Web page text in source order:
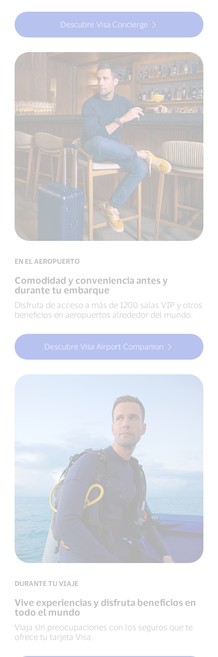
Descubre Visa Concierge
EN EL AEROPUERTO
Comodidad y conveniencia antes y
durante tu embarque
Disfruta de acceso a más de 1200 salas VIP y otros
beneficios en aeropuertos alrededor del mundo.
Descubre Visa Airport Companion
DURANTE TU VIAJE
Vive experiencias y disfruta beneficios en
todo el mundo
Viaja sin preocupaciones con los seguros que te
ofrece tu tarjeta Visa.